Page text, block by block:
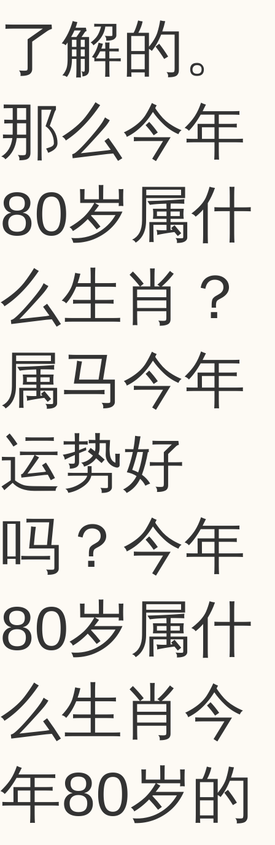
了解的。
那么今年
80岁属什
么生肖？
属马今年
运势好
吗？今年
80岁属什
么生肖今
年80岁的